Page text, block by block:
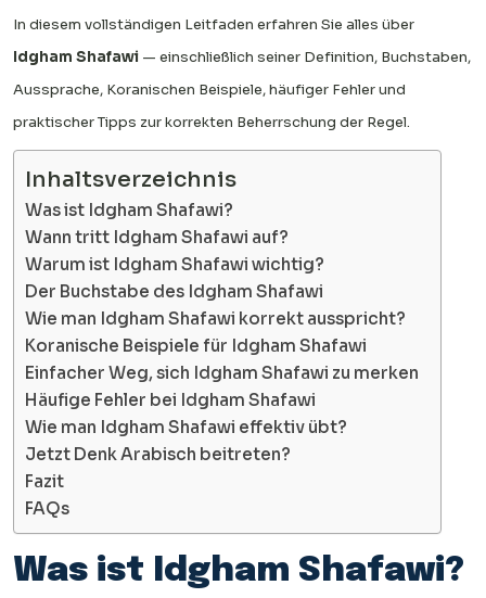
In diesem vollständigen Leitfaden erfahren Sie alles über
Idgham Shafawi — einschließlich seiner Definition, Buchstaben,
Aussprache, Koranischen Beispiele, häufiger Fehler und
praktischer Tipps zur korrekten Beherrschung der Regel.
Inhaltsverzeichnis
Was ist Idgham Shafawi?
Wann tritt Idgham Shafawi auf?
Warum ist Idgham Shafawi wichtig?
Der Buchstabe des Idgham Shafawi
Wie man Idgham Shafawi korrekt ausspricht?
Koranische Beispiele für Idgham Shafawi
Einfacher Weg, sich Idgham Shafawi zu merken
Häufige Fehler bei Idgham Shafawi
Wie man Idgham Shafawi effektiv übt?
Jetzt Denk Arabisch beitreten?
Fazit
FAQs
Was ist Idgham Shafawi?